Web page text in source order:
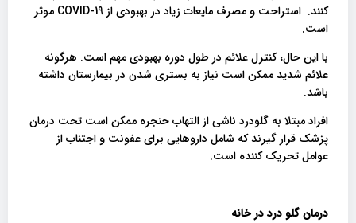
کنند. استراحت و مصرف مایعات زیاد در بهبودی از COVID-19 موثر
است.
با این حال، کنترل علائم در طول دوره بهبودی مهم است. هرگونه
علائم شدید ممکن است نیاز به بستری شدن در بیمارستان داشته
باشد.
افراد مبتلا به گلودرد ناشی از التهاب حنجره ممکن است تحت درمان
پزشک قرار گیرند که شامل داروهایی برای عفونت و اجتناب از
عوامل تحریک کننده است.
درمان گلو درد در خانه